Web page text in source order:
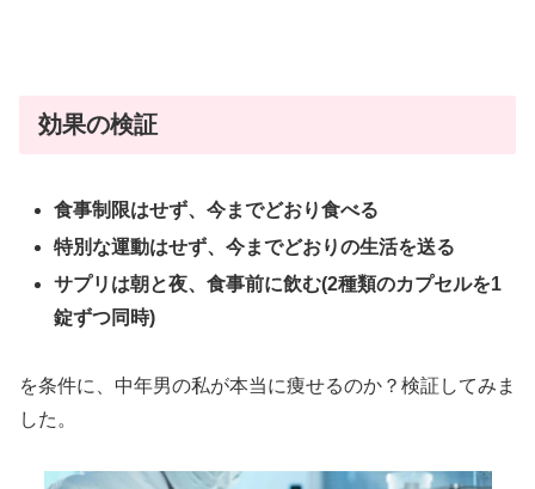
効果の検証
食事制限はせず、今までどおり食べる
特別な運動はせず、今までどおりの生活を送る
サプリは朝と夜、食事前に飲む(2種類のカプセルを1
錠ずつ同時)
を条件に、中年男の私が本当に痩せるのか？検証してみま
した。